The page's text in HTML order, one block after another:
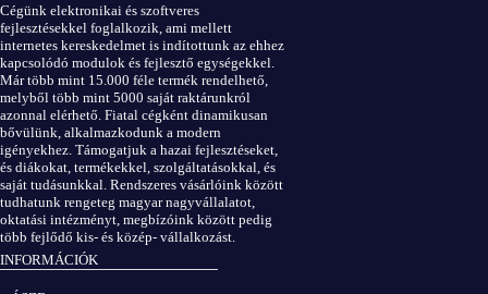
Cégünk elektronikai és szoftveres
fejlesztésekkel foglalkozik, ami mellett
internetes kereskedelmet is indítottunk az ehhez
kapcsolódó modulok és fejlesztő egységekkel.
Már több mint 15.000 féle termék rendelhető,
melyből több mint 5000 saját raktárunkról
azonnal elérhető. Fiatal cégként dinamikusan
bővülünk, alkalmazkodunk a modern
igényekhez. Támogatjuk a hazai fejlesztéseket,
és diákokat, termékekkel, szolgáltatásokkal, és
saját tudásunkkal. Rendszeres vásárlóink között
tudhatunk rengeteg magyar nagyvállalatot,
oktatási intézményt, megbízóink között pedig
több fejlődő kis- és közép- vállalkozást.
INFORMÁCIÓK